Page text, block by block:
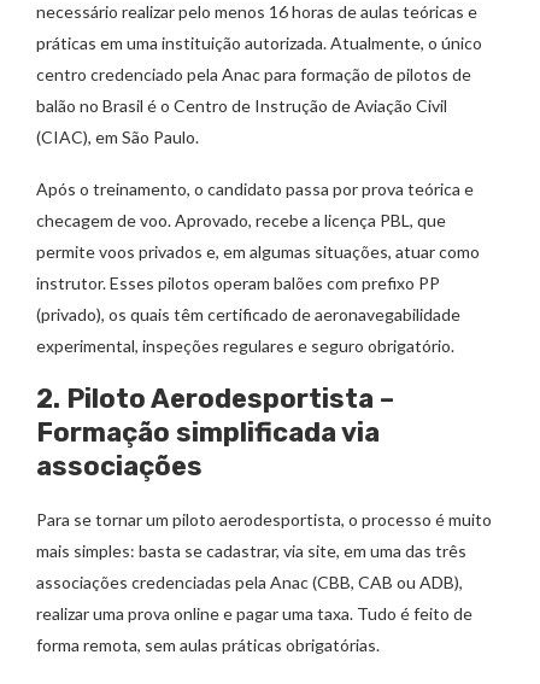
necessário realizar pelo menos 16 horas de aulas teóricas e
práticas em uma instituição autorizada. Atualmente, o único
centro credenciado pela Anac para formação de pilotos de
balão no Brasil é o Centro de Instrução de Aviação Civil
(CIAC), em São Paulo.
Após o treinamento, o candidato passa por prova teórica e
checagem de voo. Aprovado, recebe a licença PBL, que
permite voos privados e, em algumas situações, atuar como
instrutor. Esses pilotos operam balões com prefixo PP
(privado), os quais têm certificado de aeronavegabilidade
experimental, inspeções regulares e seguro obrigatório.
2. Piloto Aerodesportista –
Formação simplificada via
associações
Para se tornar um piloto aerodesportista, o processo é muito
mais simples: basta se cadastrar, via site, em uma das três
associações credenciadas pela Anac (CBB, CAB ou ADB),
realizar uma prova online e pagar uma taxa. Tudo é feito de
forma remota, sem aulas práticas obrigatórias.